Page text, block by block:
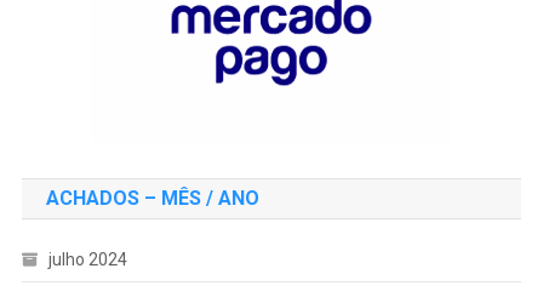
ACHADOS – MÊS / ANO
julho 2024